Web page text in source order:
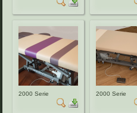
2000 Serie 2000 Serie